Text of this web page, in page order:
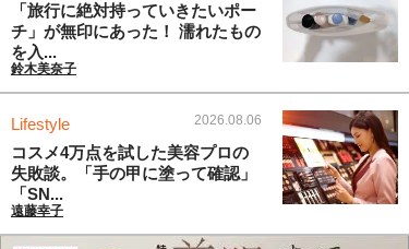
「旅行に絶対持っていきたいポー
チ」が無印にあった！ 濡れたもの
を入...
鈴木美奈子
Lifestyle 2026.08.06
コスメ4万点を試した美容プロの
失敗談。「手の甲に塗って確認」
「SN...
遠藤幸子